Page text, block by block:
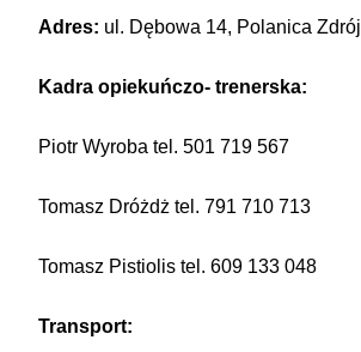
Adres: ul. Dębowa 14, Polanica Zdrój
Kadra opiekuńczo- trenerska:
Piotr Wyroba tel. 501 719 567
Tomasz Dróżdż tel. 791 710 713
Tomasz Pistiolis tel. 609 133 048
Transport: